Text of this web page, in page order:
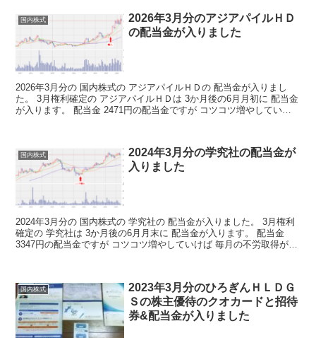
国内株式
2026年3月分のアジアパイルＨＤ
の配当金が入りました
2026年3月分の 国内株式の アジアパイルＨＤの 配当金が入りまし
た。 3月権利確定の アジアパイルＨＤは 3か月後の6月月初に 配当金
が入ります。 配当金 2471円の配当金ですが コツコツ増やしていけ
国内株式
2024年3月分の学究社の配当金が
入りました
2024年3月分の 国内株式の 学究社の 配当金が入りました。 3月権利
確定の 学究社は 3か月後の6月月末に 配当金が入ります。 配当金
3347円の配当金ですが コツコツ増やしていけば 毎月の不労取得が
国内株式
2023年3月分のひろぎんＨＬＤＧ
Ｓの株主優待のクオカードと招待
券&配当金が入りました